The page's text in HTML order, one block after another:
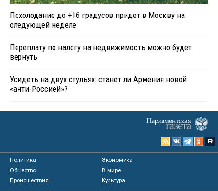
Похолодание до +16 градусов придет в Москву на
следующей неделе
Переплату по налогу на недвижимость можно будет
вернуть
Усидеть на двух стульях: станет ли Армения новой
«анти-Россией»?
Политика
Экономика
Общество
В мире
Происшествия
Культура